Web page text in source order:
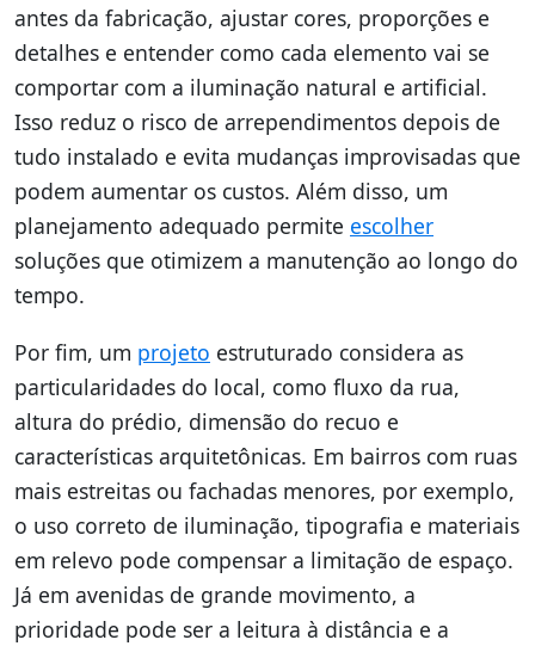
antes da fabricação, ajustar cores, proporções e
detalhes e entender como cada elemento vai se
comportar com a iluminação natural e artificial.
Isso reduz o risco de arrependimentos depois de
tudo instalado e evita mudanças improvisadas que
podem aumentar os custos. Além disso, um
planejamento adequado permite escolher
soluções que otimizem a manutenção ao longo do
tempo.
Por fim, um projeto estruturado considera as
particularidades do local, como fluxo da rua,
altura do prédio, dimensão do recuo e
características arquitetônicas. Em bairros com ruas
mais estreitas ou fachadas menores, por exemplo,
o uso correto de iluminação, tipografia e materiais
em relevo pode compensar a limitação de espaço.
Já em avenidas de grande movimento, a
prioridade pode ser a leitura à distância e a